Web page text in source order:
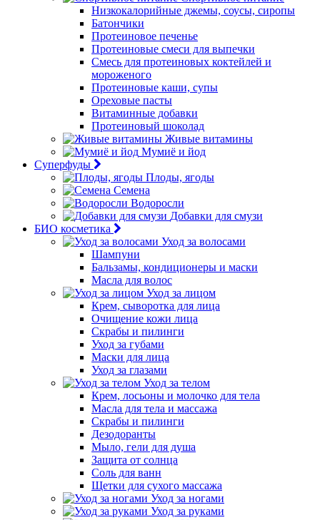
Низкокалорийные джемы, соусы, сиропы
Батончики
Протеиновое печенье
Протеиновые смеси для выпечки
Смесь для протеиновых коктейлей и
мороженого
Протеиновые каши, супы
Ореховые пасты
Витаминные добавки
Протеиновый шоколад
Живые витамины
Мумиё и йод
Суперфуды
Плоды, ягоды
Семена
Водоросли
Добавки для смузи
БИО косметика
Уход за волосами
Шампуни
Бальзамы, кондиционеры и маски
Масла для волос
Уход за лицом
Крем, сыворотка для лица
Очищение кожи лица
Скрабы и пилинги
Уход за губами
Маски для лица
Уход за глазами
Уход за телом
Крем, лосьоны и молочко для тела
Масла для тела и массажа
Скрабы и пилинги
Дезодоранты
Мыло, гели для душа
Защита от солнца
Соль для ванн
Щетки для сухого массажа
Уход за ногами
Уход за руками